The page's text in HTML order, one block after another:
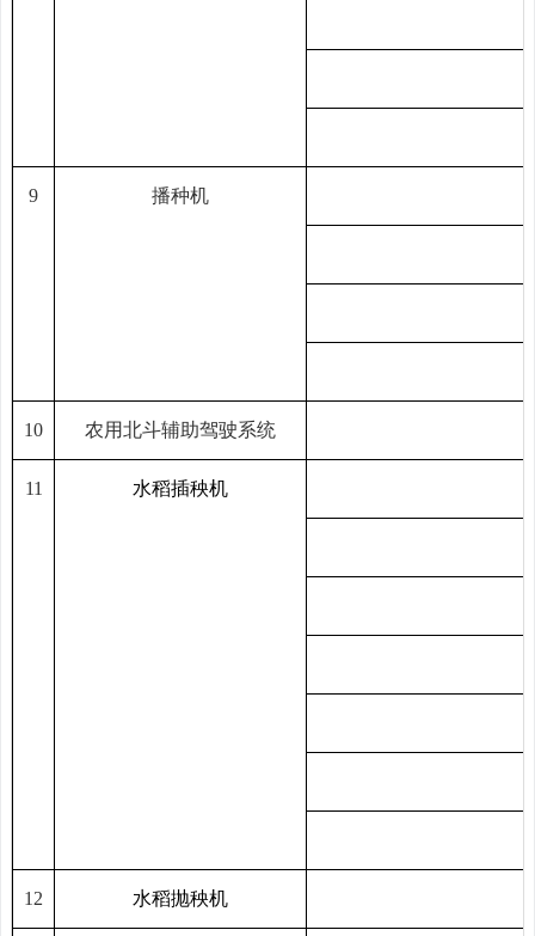
9 播种机
10 农用北斗辅助驾驶系统
11 水稻插秧机
12 水稻抛秧机